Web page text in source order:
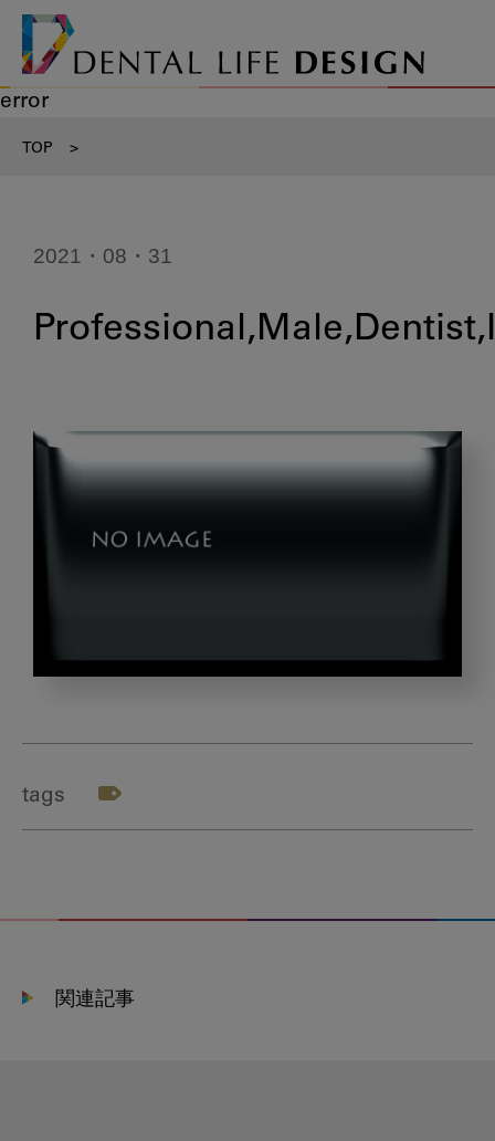
error
TOP >
2021・08・31
tags
関連記事